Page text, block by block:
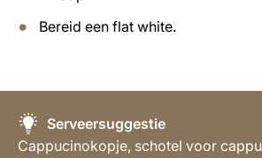
Bereid een flat white.
Serveersuggestie
Cappucinokopje, schotel voor